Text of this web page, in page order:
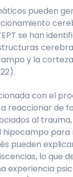
pueden
se han
y la
con el
reaccionar de
al
hipocampo para
pueden
lo que
experiencia